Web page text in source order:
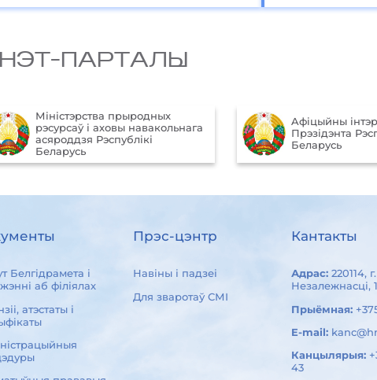
ПАРТАЛЫ
Міністэрства прыродных
рэсурсаў і аховы навакольнага
асяроддзя Рэспублікі
Беларусь
Aфiцыйны
Прэзiдэнта
Беларусь
Белгідрамета і
аб філіялах
атэстаты і
Прэс-цэнтр
Навіны і падзеі
Для зваротаў СМІ
Кантакты
Адрас: 220114,
Незалежнасці,
Прыёмная:
E-mail:
Канцылярыя:
43